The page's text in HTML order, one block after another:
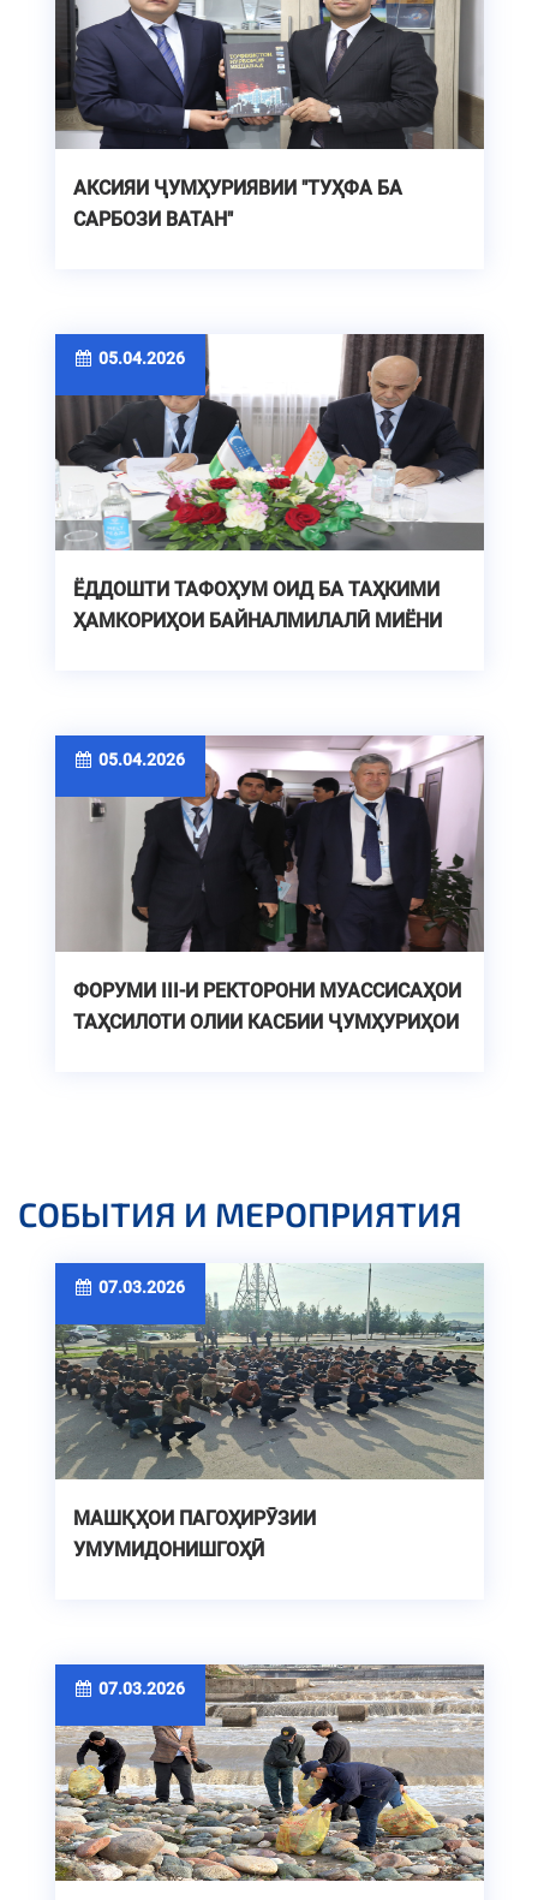
АКСИЯИ ҶУМҲУРИЯВИИ "ТУҲФА БА
САРБОЗИ ВАТАН"
05.04.2026
ЁДДОШТИ ТАФОҲУМ ОИД БА ТАҲКИМИ
ҲАМКОРИҲОИ БАЙНАЛМИЛАЛӢ МИЁНИ
05.04.2026
ФОРУМИ III-И РЕКТОРОНИ МУАССИСАҲОИ
ТАҲСИЛОТИ ОЛИИ КАСБИИ ҶУМҲУРИҲОИ
СОБЫТИЯ И МЕРОПРИЯТИЯ
07.03.2026
МАШҚҲОИ ПАГОҲИРӮЗИИ
УМУМИДОНИШГОҲӢ
07.03.2026